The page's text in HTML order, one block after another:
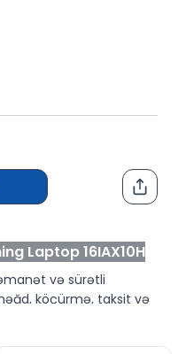
Laptop 16IAX10H
və sürətli
köçürmə, taksit və